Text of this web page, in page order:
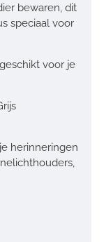
bewaren, dit
speciaal voor
voor je
herinneringen